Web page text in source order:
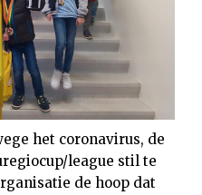
het coronavirus, de
league stil te
de hoop dat